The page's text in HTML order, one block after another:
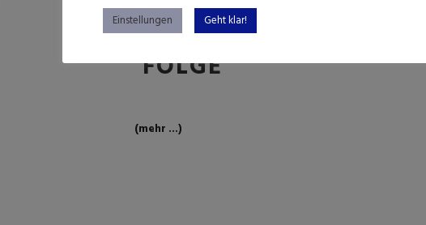
DIE GEPFLEGTE
FOLGE
(mehr …)
Einstellungen Geht klar!